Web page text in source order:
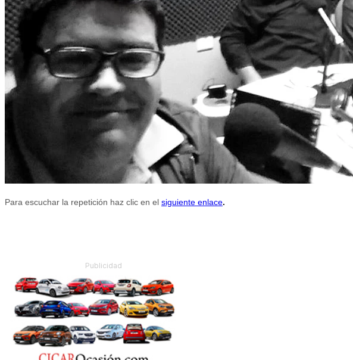
Para escuchar la repetición haz clic en el siguiente enlace.
Publicidad